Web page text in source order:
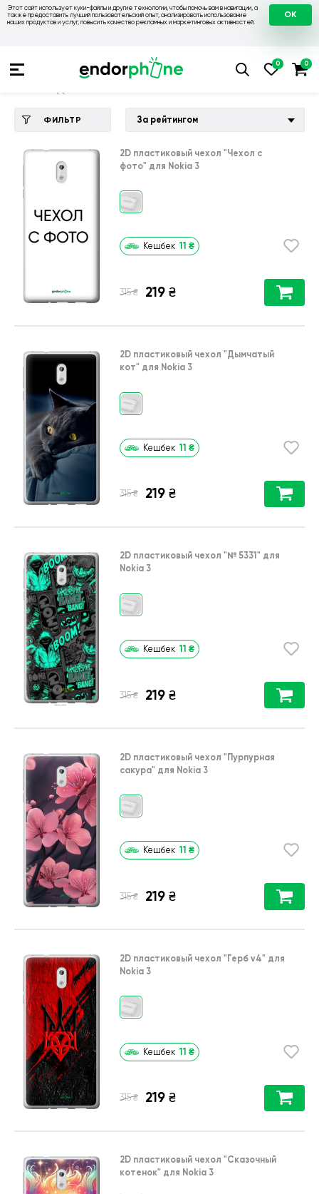
Этот сайт использует куки-файлы и другие технологии, чтобы помочь вам в навигации, а
также предоставить лучший пользовательский опыт, анализировать использование
наших продуктов и услуг, повысить качество рекламных и маркетинговых активностей.
OK
💙 Чехлы на Nokia 💛 Чехол для Nokia 3
ФИЛЬТР За рейтингом
2D пластиковый чехол "Чехол с
фото" для Nokia 3
Кешбек 11 ₴
315 ₴ 219 ₴
2D пластиковый чехол "Дымчатый
кот" для Nokia 3
Кешбек 11 ₴
315 ₴ 219 ₴
2D пластиковый чехол "№ 5331" для
Nokia 3
Кешбек 11 ₴
315 ₴ 219 ₴
2D пластиковый чехол "Пурпурная
сакура" для Nokia 3
Кешбек 11 ₴
315 ₴ 219 ₴
2D пластиковый чехол "Герб v4" для
Nokia 3
Кешбек 11 ₴
315 ₴ 219 ₴
2D пластиковый чехол "Сказочный
котенок" для Nokia 3